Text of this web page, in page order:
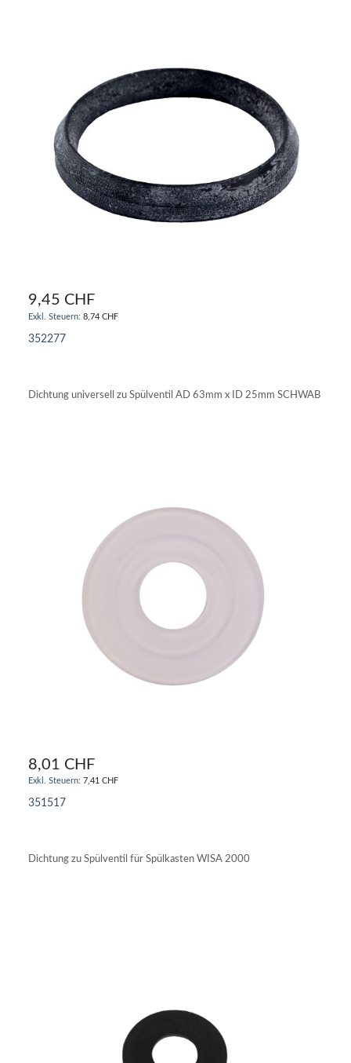
9,45 CHF
8,74 CHF
352277
Dichtung universell zu Spülventil AD 63mm x ID 25mm SCHWAB
8,01 CHF
7,41 CHF
351517
Dichtung zu Spülventil für Spülkasten WISA 2000